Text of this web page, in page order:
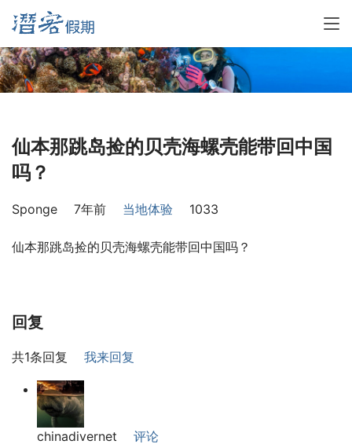
仙本那跳岛捡的贝壳海螺壳能带回中国
吗？
Sponge 7年前 当地体验 1033
仙本那跳岛捡的贝壳海螺壳能带回中国吗？
回复
共1条回复 我来回复
chinadivernet
评论